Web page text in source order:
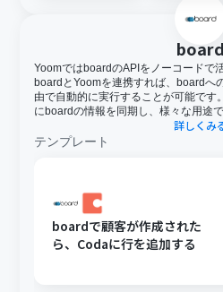
board
YoomではboardのAPIをノーコードで
boardとYoomを連携すれば、boardへ
由で自動的に実行することが可能です
にboardの情報を同期し、様々な用途
詳しくみ
テンプレート
boardで顧客が作成された
ら、Codaに行を追加する